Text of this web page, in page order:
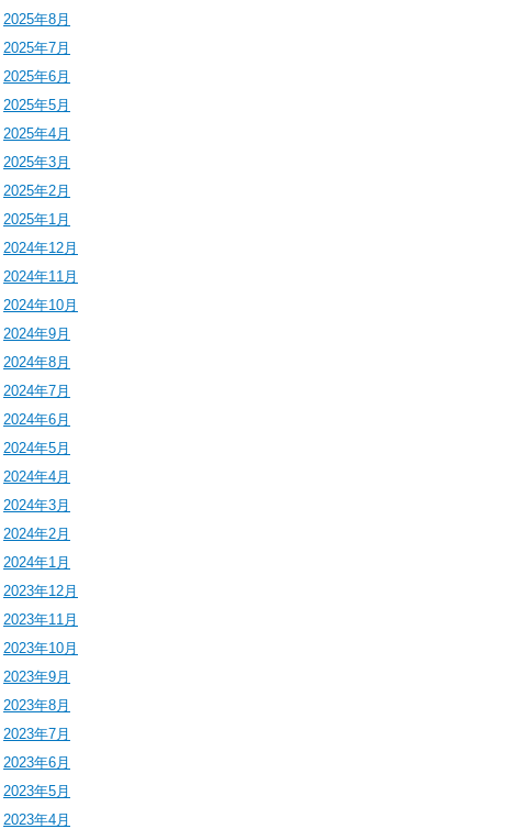
2025年8月
2025年7月
2025年6月
2025年5月
2025年4月
2025年3月
2025年2月
2025年1月
2024年12月
2024年11月
2024年10月
2024年9月
2024年8月
2024年7月
2024年6月
2024年5月
2024年4月
2024年3月
2024年2月
2024年1月
2023年12月
2023年11月
2023年10月
2023年9月
2023年8月
2023年7月
2023年6月
2023年5月
2023年4月